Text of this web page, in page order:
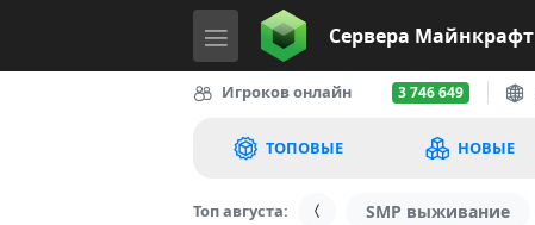
Сервера Майнкрафт
Игроков онлайн 3 746 649
ТОПОВЫЕ НОВЫЕ
Топ августа: SMP выживание